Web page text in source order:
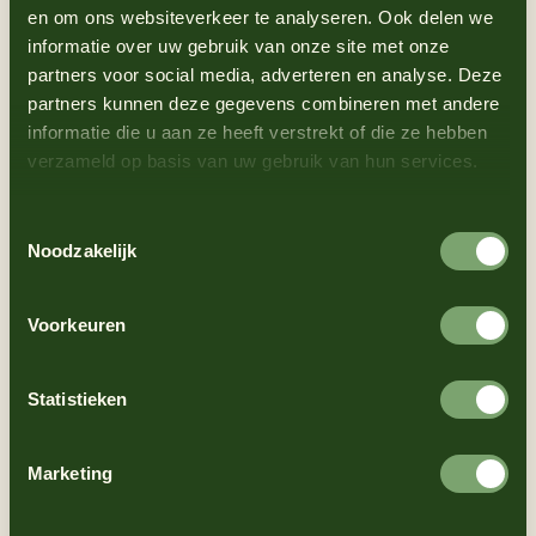
en om ons websiteverkeer te analyseren. Ook delen we
informatie over uw gebruik van onze site met onze
partners voor social media, adverteren en analyse. Deze
partners kunnen deze gegevens combineren met andere
informatie die u aan ze heeft verstrekt of die ze hebben
verzameld op basis van uw gebruik van hun services.
Noodzakelijk
Voorkeuren
Statistieken
Marketing
Verwarm de oven voor op 200°C.
2
Breek de harde uiteinden van de asperges
af (ze knappen vanzelf op de juiste plek).
Leg de asperges op een bakplaat en
peper.
10-12 minuten, tot ze gaar en licht
beetje knapperig. Let erop dat ze niet te
5
Haal de asperges uit de oven en leg ze op